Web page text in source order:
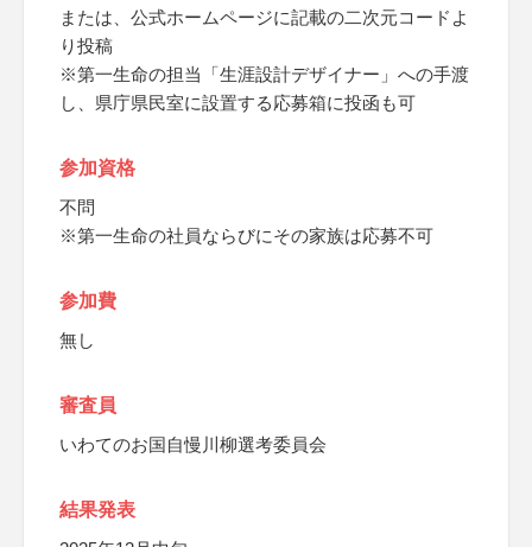
または、公式ホームページに記載の二次元コードよ
り投稿
※第一生命の担当「生涯設計デザイナー」への手渡
し、県庁県民室に設置する応募箱に投函も可
参加資格
不問
※第一生命の社員ならびにその家族は応募不可
参加費
無し
審査員
いわてのお国自慢川柳選考委員会
結果発表